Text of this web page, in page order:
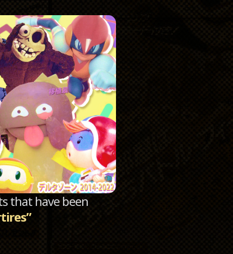
that have been